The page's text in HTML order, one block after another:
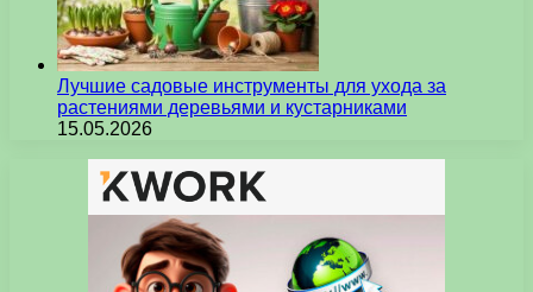
Лучшие садовые инструменты для ухода за
растениями деревьями и кустарниками
15.05.2026